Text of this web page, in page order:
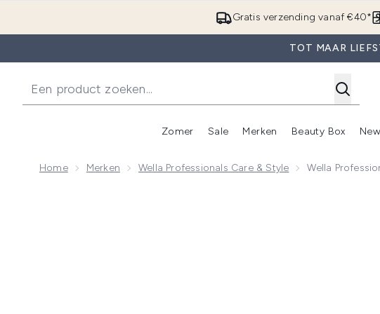
Gratis verzending vanaf €40*
TOT MAAR
Zomer
Enter submenu (Zomer)
Sale
Enter submenu (Sale)
Merken
Enter
Beauty Box
Home Merken Wella Professionals Care & Style Wella